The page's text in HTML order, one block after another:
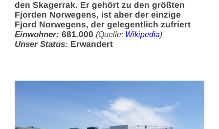
den Skagerrak. Er gehört zu den größten
Fjorden Norwegens, ist aber der einzige
Fjord Norwegens, der gelegentlich zufriert
Einwohner: 681.000 (Quelle: Wikipedia)
Unser Status: Erwandert